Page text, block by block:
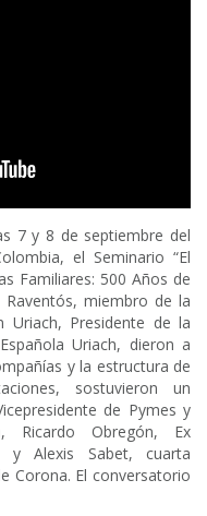
7 y 8 de septiembre del
el Seminario “El
Familiares: 500 Años de
miembro de la
Uriach, Presidente de la
Uriach, dieron a
y la estructura de
sostuvieron un
de Pymes y
Ricardo Obregón, Ex
y Alexis Sabet, cuarta
Corona. El conversatorio